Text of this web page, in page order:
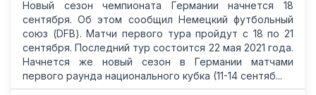
Новый сезон чемпионата Германии начнется 18
сентября. Об этом сообщил Немецкий футбольный
союз (DFB). Матчи первого тура пройдут с 18 по 21
сентября. Последний тур состоится 22 мая 2021 года.
Начнется же новый сезон в Германии матчами
первого раунда национального кубка (11-14 сентяб...